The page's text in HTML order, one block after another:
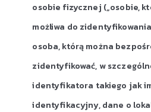
osobie fizycznej („osobie,
możliwa do
osoba, którą można
zidentyfikować, w
identyfikatora takiego jak
identyfikacyjny, dane o